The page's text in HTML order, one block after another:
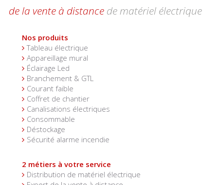
de la vente à distance de matériel électrique
Nos produits
Tableau électrique
Appareillage mural
Éclairage Led
Branchement & GTL
Courant faible
Coffret de chantier
Canalisations électriques
Consommable
Déstockage
Sécurité alarme incendie
2 métiers à votre service
Distribution de matériel électrique